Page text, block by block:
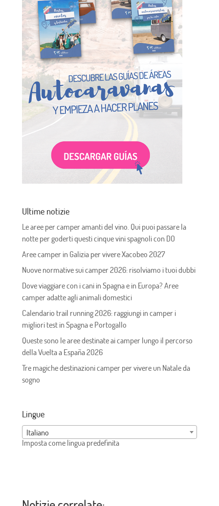
Ultime notizie
Le aree per camper amanti del vino. Qui puoi passare la
notte per goderti questi cinque vini spagnoli con DO
Aree camper in Galizia per vivere Xacobeo 2027
Nuove normative sui camper 2026: risolviamo i tuoi dubbi
Dove viaggiare con i cani in Spagna e in Europa? Aree
camper adatte agli animali domestici
Calendario trail running 2026: raggiungi in camper i
migliori test in Spagna e Portogallo
Queste sono le aree destinate ai camper lungo il percorso
della Vuelta a España 2026
Tre magiche destinazioni camper per vivere un Natale da
sogno
Lingue
Italiano
Imposta come lingua predefinita